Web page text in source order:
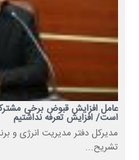
عامل افزایش قبوض برخی
است/ افزایش تعرفه نداشتیم
مدیرکل دفتر مدیریت انرژی و
تشریح...